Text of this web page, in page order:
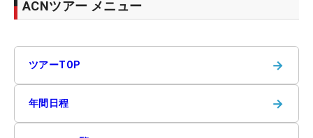
ACNツアー メニュー
ツアーTOP →
年間日程 →